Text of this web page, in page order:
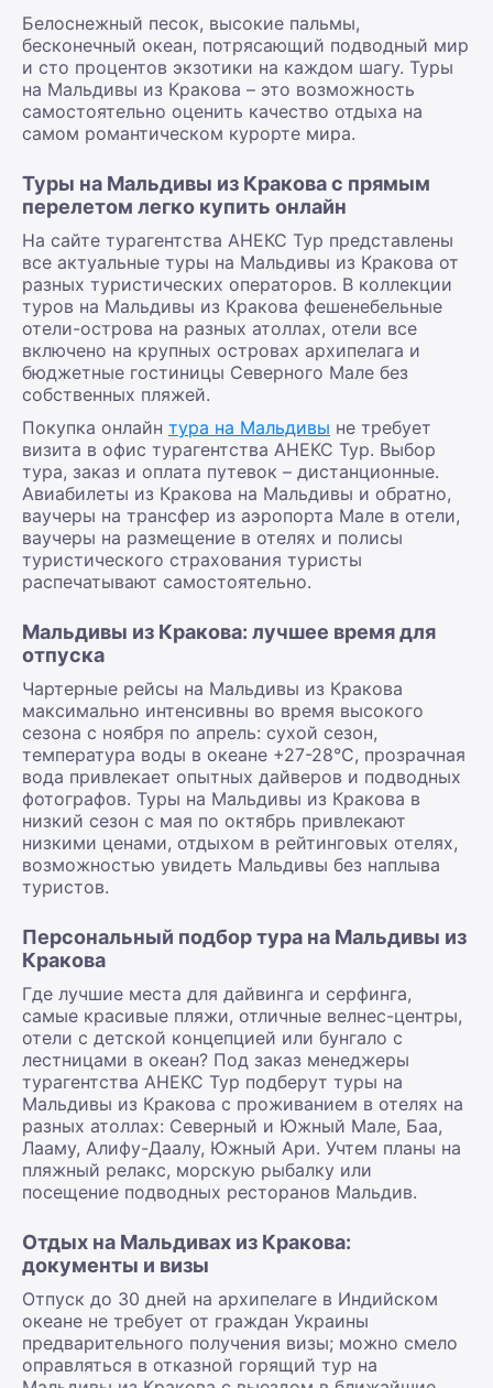
Белоснежный песок, высокие пальмы,
бесконечный океан, потрясающий подводный мир
и сто процентов экзотики на каждом шагу. Туры
на Мальдивы из Кракова – это возможность
самостоятельно оценить качество отдыха на
самом романтическом курорте мира.
Туры на Мальдивы из Кракова с прямым
перелетом легко купить онлайн
На сайте турагентства АНЕКС Тур представлены
все актуальные туры на Мальдивы из Кракова от
разных туристических операторов. В коллекции
туров на Мальдивы из Кракова фешенебельные
отели-острова на разных атоллах, отели все
включено на крупных островах архипелага и
бюджетные гостиницы Северного Мале без
собственных пляжей.
Покупка онлайн тура на Мальдивы не требует
визита в офис турагентства АНЕКС Тур. Выбор
тура, заказ и оплата путевок – дистанционные.
Авиабилеты из Кракова на Мальдивы и обратно,
ваучеры на трансфер из аэропорта Мале в отели,
ваучеры на размещение в отелях и полисы
туристического страхования туристы
распечатывают самостоятельно.
Мальдивы из Кракова: лучшее время для
отпуска
Чартерные рейсы на Мальдивы из Кракова
максимально интенсивны во время высокого
сезона с ноября по апрель: сухой сезон,
температура воды в океане +27-28°С, прозрачная
вода привлекает опытных дайверов и подводных
фотографов. Туры на Мальдивы из Кракова в
низкий сезон с мая по октябрь привлекают
низкими ценами, отдыхом в рейтинговых отелях,
возможностью увидеть Мальдивы без наплыва
туристов.
Персональный подбор тура на Мальдивы из
Кракова
Где лучшие места для дайвинга и серфинга,
самые красивые пляжи, отличные велнес-центры,
отели с детской концепцией или бунгало с
лестницами в океан? Под заказ менеджеры
турагентства АНЕКС Тур подберут туры на
Мальдивы из Кракова с проживанием в отелях на
разных атоллах: Северный и Южный Мале, Баа,
Лааму, Алифу-Даалу, Южный Ари. Учтем планы на
пляжный релакс, морскую рыбалку или
посещение подводных ресторанов Мальдив.
Отдых на Мальдивах из Кракова:
документы и визы
Отпуск до 30 дней на архипелаге в Индийском
океане не требует от граждан Украины
предварительного получения визы; можно смело
оправляться в отказной горящий тур на